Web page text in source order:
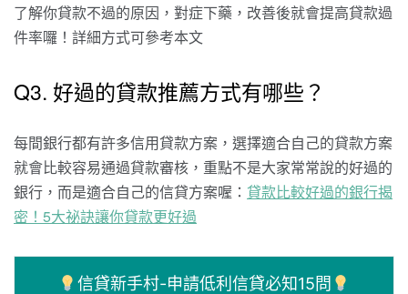
了解你貸款不過的原因，對症下藥，改善後就會提高貸款過
件率囉！詳細方式可參考本文
Q3. 好過的貸款推薦方式有哪些？
每間銀行都有許多信用貸款方案，選擇適合自己的貸款方案
就會比較容易通過貸款審核，重點不是大家常常說的好過的
銀行，而是適合自己的信貸方案喔： 貸款比較好過的銀行揭
密！5大祕訣讓你貸款更好過
信貸新手村-申請低利信貸必知15問